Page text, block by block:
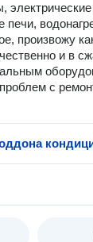
печи,
произвожу
и в
с